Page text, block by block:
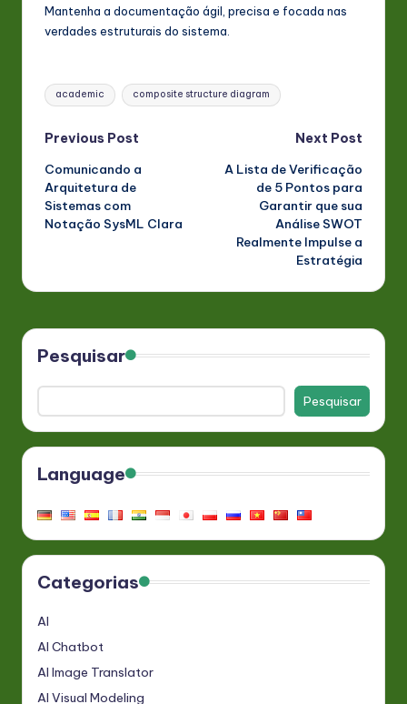
Mantenha a documentação ágil, precisa e focada nas
verdades estruturais do sistema.
Tags:
academic composite structure diagram
Post
navigation
Previous Post
Comunicando a
Arquitetura de
Sistemas com
Notação SysML Clara
Next Post
A Lista de Verificação
de 5 Pontos para
Garantir que sua
Análise SWOT
Realmente Impulse a
Estratégia
Pesquisar
Pesquisar
Language
Categorias
AI
AI Chatbot
AI Image Translator
AI Visual Modeling